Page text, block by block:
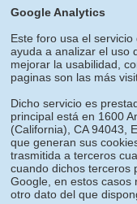
Google Analytics
Este foro usa el
ayuda a analizar el uso
mejorar la usabilidad,
paginas son las más
Dicho servicio es
principal está en 1600
(California), CA 94043,
que generan sus
trasmitida a terceros
cuando dichos terceros
Google, en estos casos
otro dato del que